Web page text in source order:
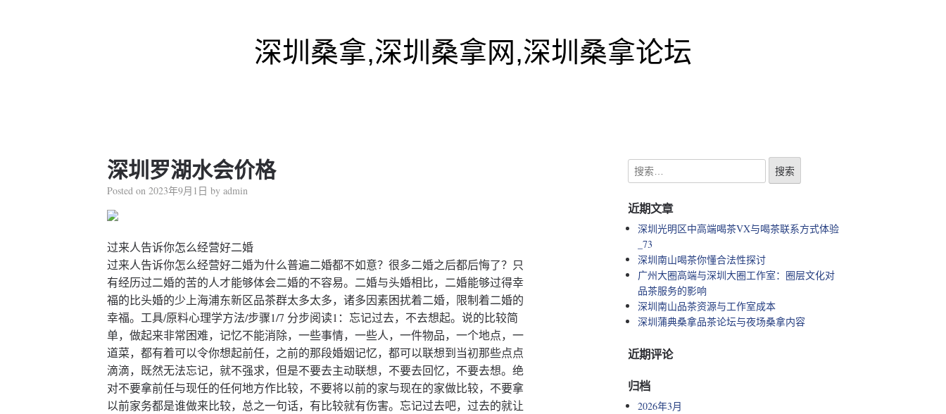
深圳桑拿,深圳桑拿网,深圳桑拿论坛
深圳罗湖水会价格
Posted on 2023年9月1日 by admin
过来人告诉你怎么经营好二婚
过来人告诉你怎么经营好二婚为什么普遍二婚都不如意？很多二婚之后都后悔了？只
有经历过二婚的苦的人才能够体会二婚的不容易。二婚与头婚相比，二婚能够过得幸
福的比头婚的少上海浦东新区品茶群太多太多，诸多因素困扰着二婚，限制着二婚的
幸福。工具/原料心理学方法/步骤1/7 分步阅读1：忘记过去，不去想起。说的比较简
单，做起来非常困难，记忆不能消除，一些事情，一些人，一件物品，一个地点，一
道菜，都有着可以令你想起前任，之前的那段婚姻记忆，都可以联想到当初那些点点
滴滴，既然无法忘记，就不强求，但是不要去主动联想，不要去回忆，不要去想。绝
对不要拿前任与现任的任何地方作比较，不要将以前的家与现在的家做比较，不要拿
以前家务都是谁做来比较，总之一句话，有比较就有伤害。忘记过去吧，过去的就让
近期文章
深圳光明区中高端喝茶VX与喝茶联系方式体验
_73
深圳南山喝茶你懂合法性探讨
广州大圈高端与深圳大圈工作室：圈层文化对
品茶服务的影响
深圳南山品茶资源与工作室成本
深圳蒲典桑拿品茶论坛与夜场桑拿内容
近期评论
归档
2026年3月